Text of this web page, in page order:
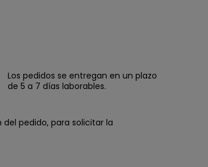
Los pedidos se entregan en un plazo
de 5 a 7 días laborables.
del pedido, para solicitar la